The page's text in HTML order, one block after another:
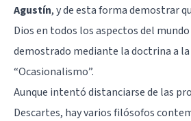
Agustín, y de esta forma demostrar
Dios en todos los aspectos del
demostrado mediante la doctrina a
“Ocasionalismo”.
Aunque intentó distanciarse de las
Descartes, hay varios filósofos